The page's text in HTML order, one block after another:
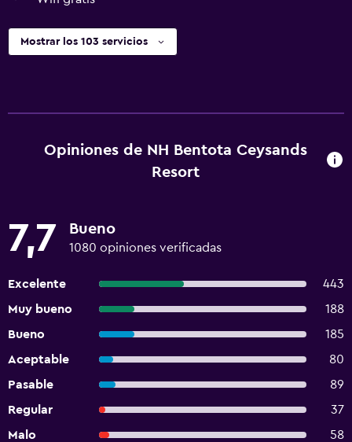
Mostrar los 103 servicios
Opiniones de NH Bentota Ceysands
Resort
7,7 Bueno
1080 opiniones verificadas
Excelente
443
Muy bueno
188
Bueno
185
Aceptable
80
Pasable
89
Regular
37
Malo
58